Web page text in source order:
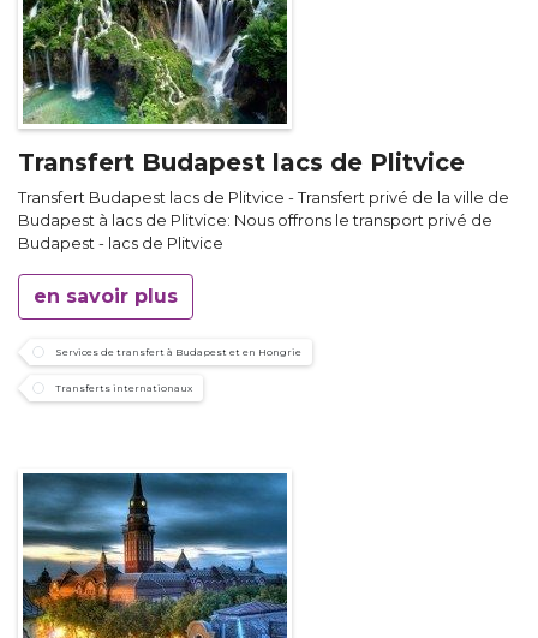
Transfert Budapest lacs de Plitvice
Transfert Budapest lacs de Plitvice - Transfert privé de la ville de
Budapest à lacs de Plitvice: Nous offrons le transport privé de
Budapest - lacs de Plitvice
en savoir plus
Services de transfert à Budapest et en Hongrie
Transferts internationaux